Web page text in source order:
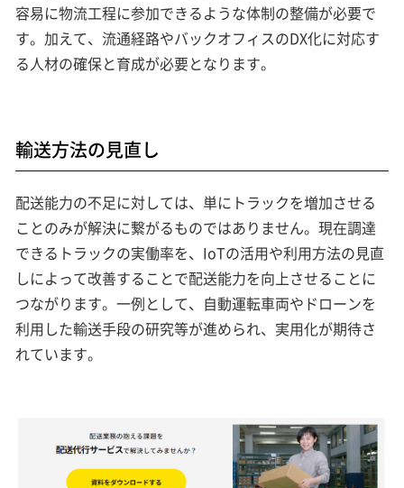
容易に物流工程に参加できるような体制の整備が必要で
す。加えて、流通経路やバックオフィスのDX化に対応す
る人材の確保と育成が必要となります。
輸送方法の見直し
配送能力の不足に対しては、単にトラックを増加させる
ことのみが解決に繋がるものではありません。現在調達
できるトラックの実働率を、IoTの活用や利用方法の見直
しによって改善することで配送能力を向上させることに
つながります。一例として、自動運転車両やドローンを
利用した輸送手段の研究等が進められ、実用化が期待さ
れています。